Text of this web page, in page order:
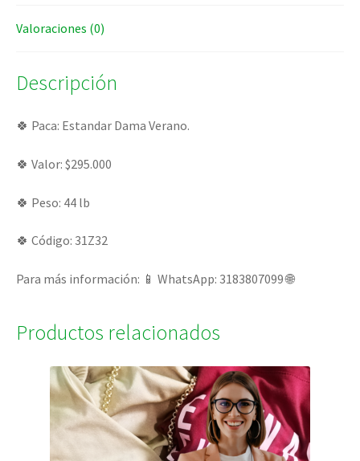
Valoraciones (0)
Descripción
🍀 Paca: Estandar Dama Verano.
🍀 Valor: $295.000
🍀 Peso: 44 lb
🍀 Código: 31Z32
Para más información: 📱 WhatsApp: 3183807099 🌐
Productos relacionados